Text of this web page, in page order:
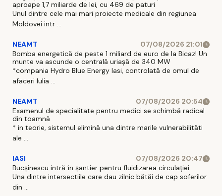
aproape 1,7 miliarde de lei, cu 469 de paturi
Unul dintre cele mai mari proiecte medicale din regiunea
Moldovei intr ...
NEAMT
07/08/2026 21:01
Bomba energetică de peste 1 miliard de euro de la Bicaz! Un
munte va ascunde o centrală uriașă de 340 MW
*compania Hydro Blue Energy Iasi, controlată de omul de
afaceri Iulia ...
NEAMT
07/08/2026 20:54
Examenul de specialitate pentru medici se schimbă radical
din toamnă
* in teorie, sistemul elimină una dintre marile vulnerabilităti
ale ...
IASI
07/08/2026 20:47
Bucșinescu intră în șantier pentru fluidizarea circulației
Una dintre intersectiile care dau zilnic bătăi de cap soferilor
din ...